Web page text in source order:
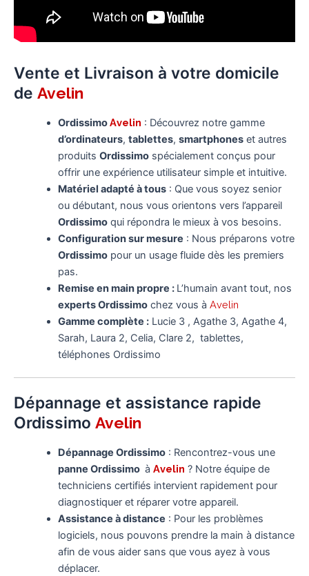
Vente et Livraison à votre domicile
de Avelin
OrdissimoAvelin : Découvrez notre gamme
d’ordinateurs, tablettes, smartphoneset autres
produits Ordissimospécialement conçus pour
offrir une expérience utilisateur simple et intuitive.
Matériel adapté à tous: Que vous soyez senior
ou débutant, nous vous orientons vers l’appareil
Ordissimoqui répondra le mieux à vos besoins.
Configuration sur mesure : Nous préparons votre
Ordissimopour un usage fluide dès les premiers
pas.
Remise en main propre : L’humain avant tout, nos
experts Ordissimochez vous à Avelin
Gamme complète :Lucie 3 , Agathe 3, Agathe 4,
Sarah, Laura 2, Celia, Clare 2, tablettes,
téléphones Ordissimo
Dépannage et assistance rapide
Ordissimo Avelin
Dépannage Ordissimo: Rencontrez-vous une
panne Ordissimoà Avelin ? Notre équipe de
techniciens certifiés intervient rapidement pour
diagnostiquer et réparer votre appareil.
Assistance à distance : Pour les problèmes
logiciels, nous pouvons prendre la main à distance
afin de vous aider sans que vous ayez à vous
déplacer.